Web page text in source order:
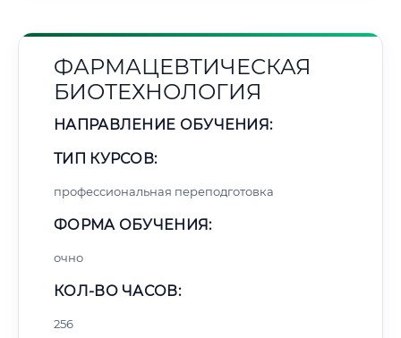
ФАРМАЦЕВТИЧЕСКАЯ
БИОТЕХНОЛОГИЯ
НАПРАВЛЕНИЕ ОБУЧЕНИЯ:
ТИП КУРСОВ:
профессиональная переподготовка
ФОРМА ОБУЧЕНИЯ:
очно
КОЛ-ВО ЧАСОВ:
256